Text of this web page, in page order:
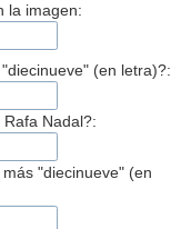
la imagen:
(en letra)?:
Nadal?:
"diecinueve" (en